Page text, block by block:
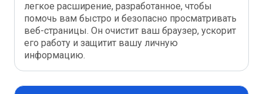
легкое расширение, разработанное, чтобы
помочь вам быстро и безопасно просматривать
веб-страницы. Он очистит ваш браузер, ускорит
его работу и защитит вашу личную
информацию.